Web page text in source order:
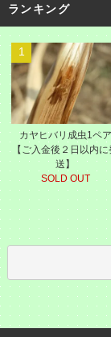
ランキング
1
カヤヒバリ成虫1ペア
【ご入金後２日以内に
送】
SOLD OUT